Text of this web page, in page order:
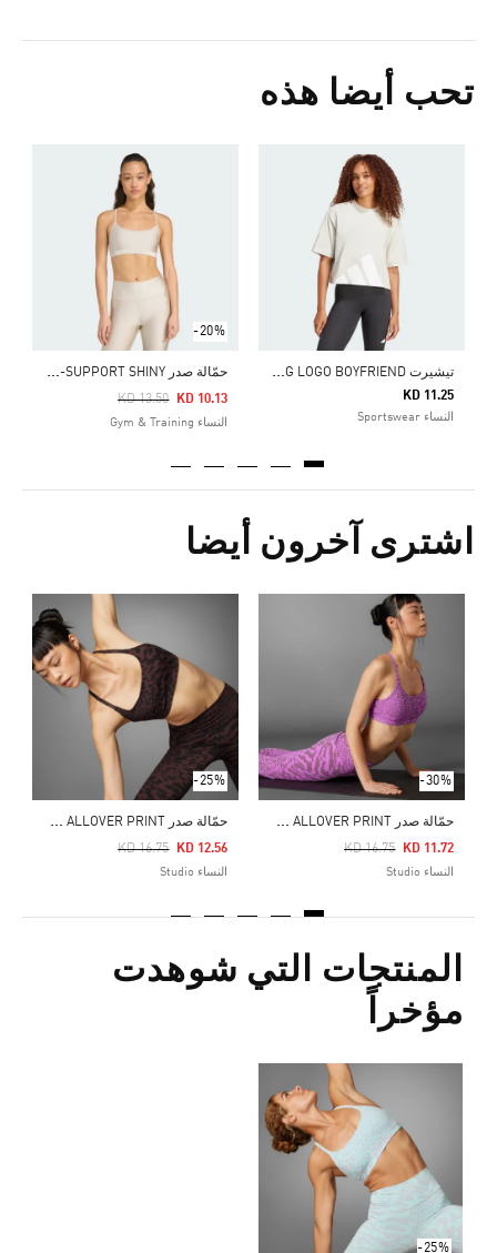
تحب أيضا هذه
ت
يشيرت ESSENTIALS BIG LOGO BOYFRIEND
KD 11.25
النساء Sportswear
-20%
ح
مّالة صدر AEROREACT TRAINING LIGHT-SUPPORT SHINY
Price Reduced From
KD 13.50
To KD 10.13
النساء Gym & Training
Price Reduced From
اشترى آخرون أيضا
-30%
ح
مّالة صدر ALL ME LIGHT-SUPPORT ALLOVER PRINT
Price Reduced From
KD 16.75
To KD 11.72
النساء Studio
-25%
ح
مّالة صدر ALL ME LIGHT-SUPPORT ALLOVER PRINT
Price Reduced From
KD 16.75
To KD 12.56
النساء Studio
Price Reduced From
To
المنتجات التي شوهدت
مؤخراً
-25%